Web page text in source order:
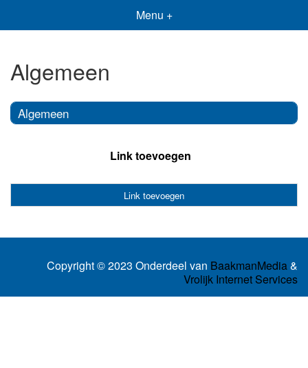
Menu +
Algemeen
Algemeen
Link toevoegen
Link toevoegen
Copyright © 2023 Onderdeel van BaakmanMedia&
Vrolijk Internet Services